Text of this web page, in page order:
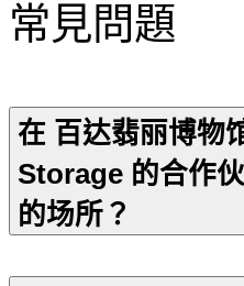
常見問題
在 百达翡丽博物
Storage 的合作
的场所？